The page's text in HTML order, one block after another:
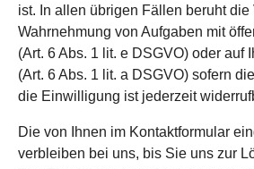
ist. In allen übrigen Fällen beruht
Wahrnehmung von Aufgaben mit
(Art. 6 Abs. 1 lit. e DSGVO) oder auf
(Art. 6 Abs. 1 lit. a DSGVO) sofern
die Einwilligung ist jederzeit
Die von Ihnen im Kontaktformular
verbleiben bei uns, bis Sie uns zur